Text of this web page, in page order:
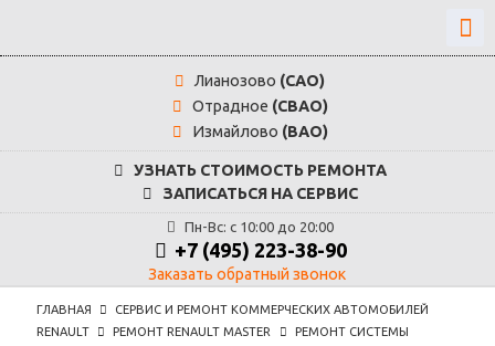
Лианозово (САО)
Отрадное (СВАО)
Измайлово (ВАО)
УЗНАТЬ СТОИМОСТЬ РЕМОНТА
ЗАПИСАТЬСЯ НА СЕРВИС
Пн-Вс: с 10:00 до 20:00
+7 (495) 223-38-90
Заказать обратный звонок
ГЛАВНАЯ
СЕРВИС И РЕМОНТ КОММЕРЧЕСКИХ АВТОМОБИЛЕЙ
RENAULT
РЕМОНТ RENAULT MASTER
РЕМОНТ СИСТЕМЫ